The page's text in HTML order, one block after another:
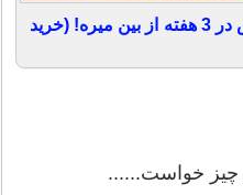
جای هر زخم و بخیه با این روش در 3 هفته از بین میره! (خرید
خواست......